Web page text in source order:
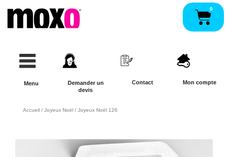
contenu
0
Menu
Demander un
devis
Contact Mon compte
Accueil / Joyeux Noël / Joyeux Noël 126